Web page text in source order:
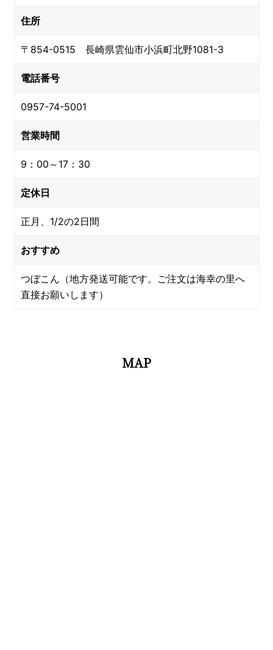
住所
〒854-0515 長崎県雲仙市小浜町北野1081-3
電話番号
0957-74-5001
営業時間
9：00～17：30
定休日
正月、1/2の2日間
おすすめ
つぼこん（地方発送可能です。ご注文は海幸の里へ
直接お願いします）
MAP